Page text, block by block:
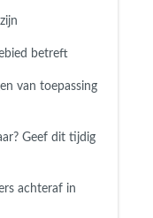
betreft
van toepassing
Geef dit tijdig
achteraf in